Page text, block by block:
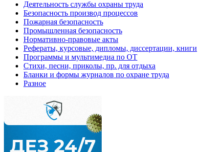
Деятельность службы охраны труда
Безопасность производ процессов
Пожарная безопасность
Промышленная безопасность
Нормативно-правовые акты
Рефераты, курсовые, дипломы, диссертации, книги
Программы и мультимедиа по ОТ
Стихи, песни, приколы, пр. для отдыха
Бланки и формы журналов по охране труда
Разное